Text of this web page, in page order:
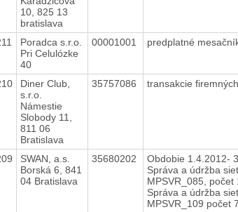
10, 825 13
bratislava
Poradca s.r.o.
Pri Celulózke
40
00001001 predplatné
Diner Club,
s.r.o.
Námestie
Slobody 11,
811 06
Bratislava
35757086 transakcie
SWAN, a.s.
Borská 6, 841
04 Bratislava
35680202
Obdobie 1.4.2012-
Správa a údržba
MPSVR_085, počet
Správa a údržba
MPSVR_109 počet